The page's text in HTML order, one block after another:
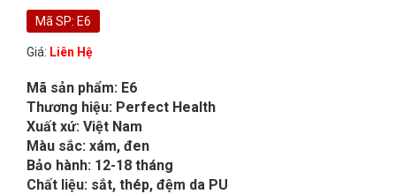
Mã SP: E6
Giá: Liên Hệ
Mã sản phẩm: E6
Thương hiệu: Perfect Health
Xuất xứ: Việt Nam
Màu sắc: xám, đen
Bảo hành: 12-18 tháng
Chất liệu: sắt, thép, đệm da PU